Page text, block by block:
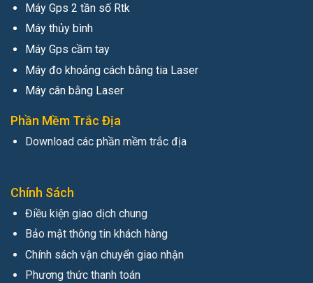
Máy Gps 2 tần số Rtk
Máy thủy bình
Máy Gps cầm tay
Máy đo khoảng cách bằng tia Laser
Máy cân bằng Laser
Phần Mềm Trắc Địa
Download các phần mềm trắc địa
Chính Sách
Điều kiện giao dịch chung
Bảo mật thông tin khách hàng
Chính sách vận chuyển giao nhận
Phương thức thanh toán